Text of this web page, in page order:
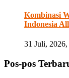
Kombinasi
Indonesia
31 Juli,
Pos-pos